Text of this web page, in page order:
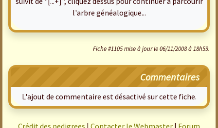
l'arbre généalogique...
Fiche #1105 mise à jour le 06/11/2008 à 18h59.
Commentaires
L'ajout de commentaire est désactivé sur cette fiche.
Crédit des pedigrees | Contacter le Webmaster | Forum